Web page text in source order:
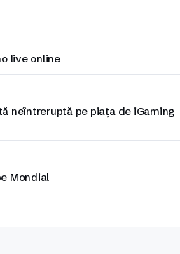
live online
neîntreruptă pe piața de iGaming
Mondial